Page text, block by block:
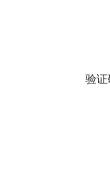
验证